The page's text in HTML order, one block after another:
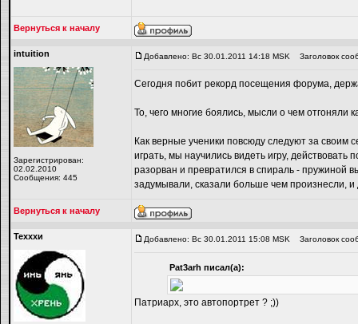
Вернуться к началу
intuition
Зарегистрирован:
02.02.2010
Сообщения: 445
Добавлено: Вс 30.01.2011 14:18 MSK Заголовок
Сегодня побит рекорд посещения форума,
То, чего многие боялись, мысли о чем отгоняли
Как верные ученики повсюду следуют за
играть, мы научились видеть игру,
разорван и превратился в спираль - пружиной
задумывали, сказали больше чем произнесли,
Вернуться к началу
Техххи Добавлено: Вс 30.01.2011 15:08 MSK Заголовок
Pat3arh писал(а):
Патриарх, это автопортрет ? ;))